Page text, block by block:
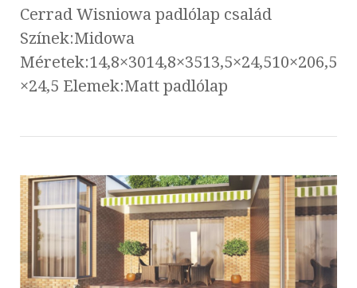
Cerrad Wisniowa padlólap család
Színek:Midowa
Méretek:14,8×3014,8×3513,5×24,510×206,5
×24,5 Elemek:Matt padlólap